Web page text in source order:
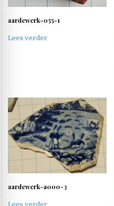
aardewerk-055-1
Lees verder
aardewerk-a000-3
Lees verder